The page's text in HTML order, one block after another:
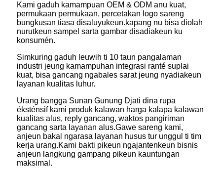
Kami gaduh kamampuan OEM & ODM anu kuat,
permukaan permukaan, percetakan logo sareng
bungkusan tiasa disaluyukeun.kapang nu bisa diolah
nurutkeun sampel sarta gambar disadiakeun ku
konsumén.
Simkuring gaduh leuwih ti 10 taun pangalaman
industri jeung kamampuhan integrasi ranté suplai
kuat, bisa gancang ngabales sarat jeung nyadiakeun
layanan kualitas luhur.
Urang bangga Sunan Gunung Djati dina rupa
éksténsif kami produk kalawan harga kalapa kalawan
kualitas alus, reply gancang, waktos pangiriman
gancang sarta layanan alus.Gawe sareng kami,
anjeun bakal ngarasa layanan husus tur unggul ti tim
kerja urang.Kami bakti pikeun ngajantenkeun bisnis
anjeun langkung gampang pikeun kauntungan
maksimal.